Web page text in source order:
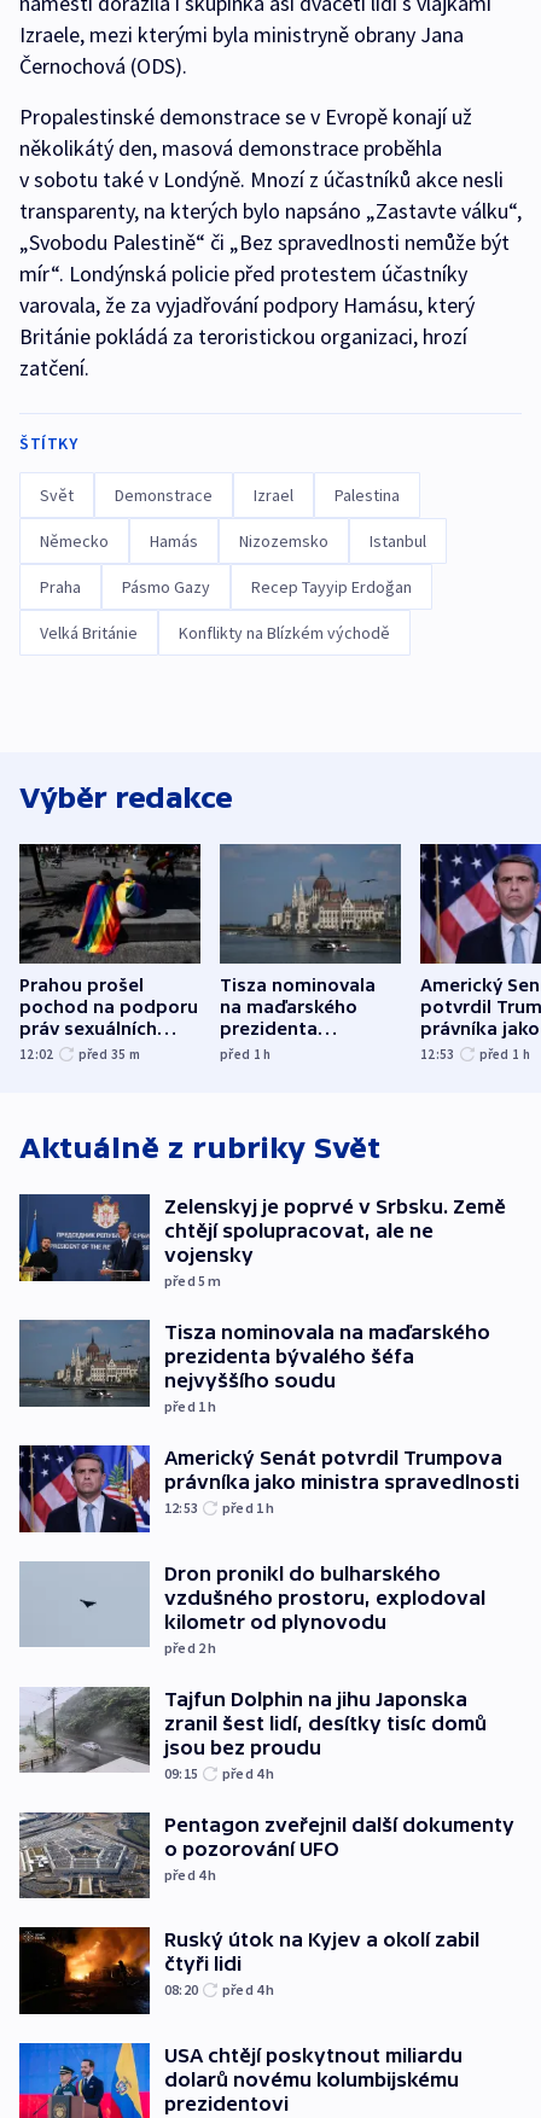
Izraele, mezi kterými byla ministryně obrany Jana
Černochová (ODS).
Propalestinské demonstrace se v Evropě konají už
několikátý den, masová demonstrace proběhla
v sobotu také v Londýně. Mnozí z účastníků akce nesli
transparenty, na kterých bylo napsáno „Zastavte válku“,
„Svobodu Palestině“ či „Bez spravedlnosti nemůže být
mír“. Londýnská policie před protestem účastníky
varovala, že za vyjadřování podpory Hamásu, který
Británie pokládá za teroristickou organizaci, hrozí
zatčení.
ŠTÍTKY
Svět Demonstrace Izrael Palestina
Německo Hamás Nizozemsko Istanbul
Praha Pásmo Gazy Recep Tayyip Erdoğan
Velká Británie Konflikty na Blízkém východě
Výběr redakce
Prahou prošel
pochod na podporu
práv sexuálních
menšin
12:02 před 35 m
Tisza nominovala
na maďarského
prezidenta
bývalého šéfa
před 1h
Americký
potvrdil
právníka jako
ministra
12:53 před 1 h
Aktuálně z rubriky Svět
Zelenskyj je poprvé v Srbsku. Země
chtějí spolupracovat, ale ne
vojensky
před 5m
Tisza nominovala na maďarského
prezidenta bývalého šéfa
nejvyššího soudu
před 1h
Americký Senát potvrdil Trumpova
právníka jako ministra spravedlnosti
12:53 před 1h
Dron pronikl do bulharského
vzdušného prostoru, explodoval
kilometr od plynovodu
před 2h
Tajfun Dolphin na jihu Japonska
zranil šest lidí, desítky tisíc domů
jsou bez proudu
09:15 před 4h
Pentagon zveřejnil další dokumenty
o pozorování UFO
před 4h
Ruský útok na Kyjev a okolí zabil
čtyři lidi
08:20 před 4h
USA chtějí poskytnout miliardu
dolarů novému kolumbijskému
prezidentovi